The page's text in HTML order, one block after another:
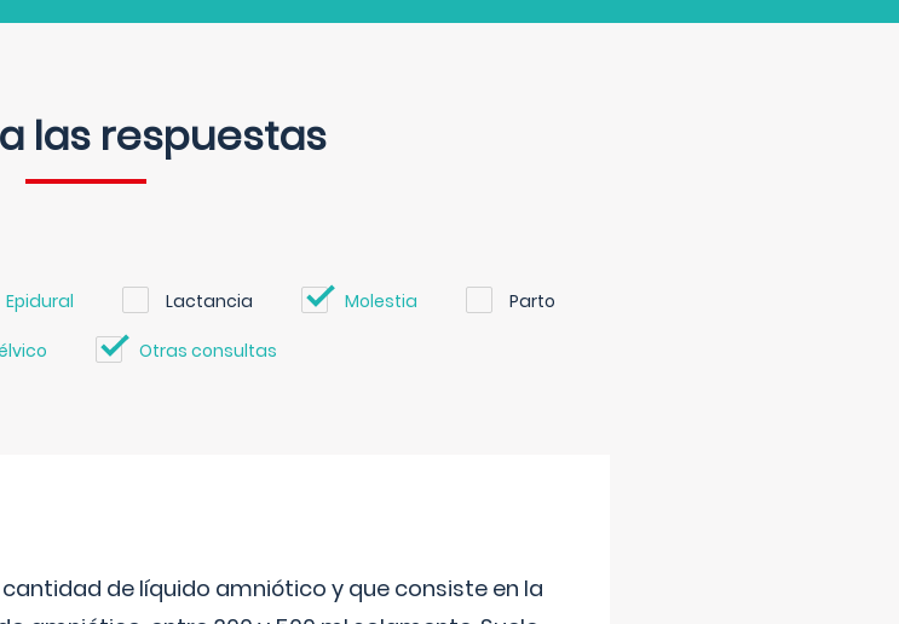
las respuestas
Epidural Lactancia Molestia Parto
Otras consultas
de líquido amniótico y que consiste en la